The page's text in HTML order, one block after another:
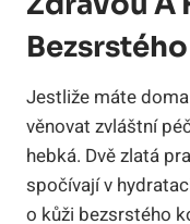
Jestliže máte
věnovat zvláštní
hebká. Dvě zlatá
spočívají v
o kůži bezsrstého